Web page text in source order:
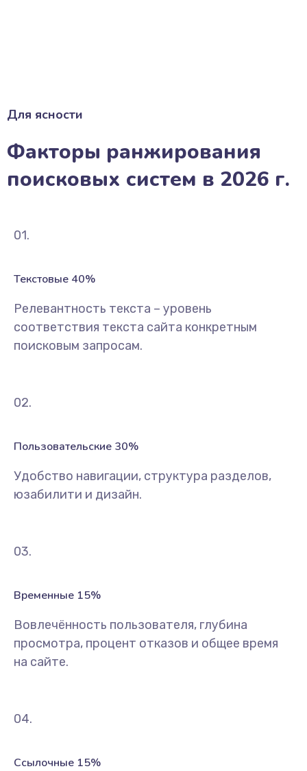
Для ясности
Факторы ранжирования
поисковых систем в 2026 г.
01.
Текстовые 40%
Релевантность текста – уровень
соответствия текста сайта конкретным
поисковым запросам.
02.
Пользовательские 30%
Удобство навигации, структура разделов,
юзабилити и дизайн.
03.
Временные 15%
Вовлечённость пользователя, глубина
просмотра, процент отказов и общее время
на сайте.
04.
Ссылочные 15%